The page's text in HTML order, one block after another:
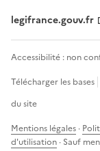
legifrance.gouv.fr
Accessibilité : non
Télécharger les bases
du site
Mentions légales ·
d'utilisation · Sauf